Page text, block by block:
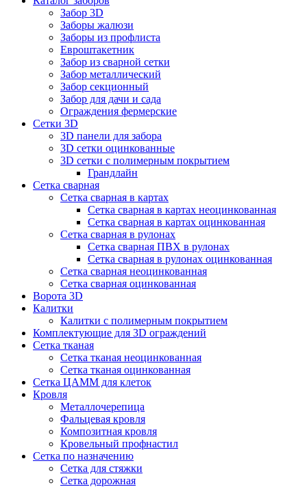
Забор 3D
Заборы жалюзи
Заборы из профлиста
Евроштакетник
Забор из сварной сетки
Забор металлический
Забор секционный
Забор для дачи и сада
Ограждения фермерские
Сетки 3D
3D панели для забора
3D сетки оцинкованные
3D сетки с полимерным покрытием
Грандлайн
Сетка сварная
Сетка сварная в картах
Сетка сварная в картах неоцинкованная
Сетка сварная в картах оцинкованная
Сетка сварная в рулонах
Cетка сварная ПВХ в рулонах
Сетка сварная в рулонах оцинкованная
Сетка сварная неоцинкованная
Сетка сварная оцинкованная
Ворота 3D
Калитки
Калитки с полимерным покрытием
Комплектующие для 3D ограждений
Сетка тканая
Сетка тканая неоцинкованная
Сетка тканая оцинкованная
Сетка ЦАММ для клеток
Кровля
Металлочерепица
Фальцевая кровля
Композитная кровля
Кровельный профнастил
Сетка по назначению
Сетка для стяжки
Сетка дорожная